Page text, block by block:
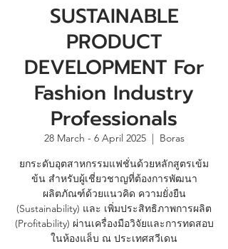
SUSTAINABLE
PRODUCT
DEVELOPMENT For
Fashion Industry
Professionals
28 March - 6 April 2025
  |
Boras
ยกระดับอุตสาหกรรมแฟชั่นด้วยหลักสูตรเข้ม
ข้น สำหรับผู้เชี่ยวชาญที่ต้องการพัฒนา
ผลิตภัณฑ์ด้วยแนวคิด ความยั่งยืน
(Sustainability) และ เพิ่มประสิทธิภาพการผลิต
(Profitability) ผ่านเครื่องมือวิจัยและการทดสอบ
ในห้องแล็บ ณ ประเทศสวีเดน